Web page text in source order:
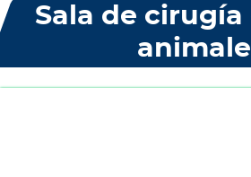
Sala de